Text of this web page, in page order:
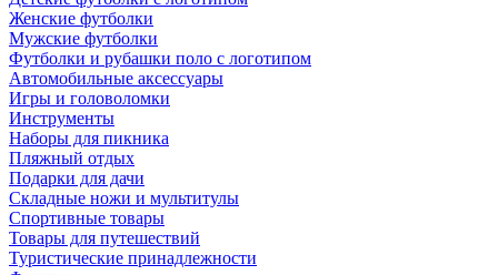
Женские футболки
Мужские футболки
Футболки и рубашки поло с логотипом
Автомобильные аксессуары
Игры и головоломки
Инструменты
Наборы для пикника
Пляжный отдых
Подарки для дачи
Складные ножи и мультитулы
Спортивные товары
Товары для путешествий
Туристические принадлежности